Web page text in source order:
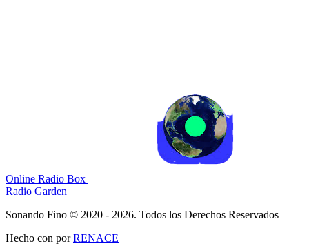
Online Radio Box
Radio Garden
Sonando Fino © 2020 - 2026. Todos los Derechos Reservados
Hecho con porRENACE